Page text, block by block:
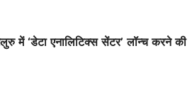
में ‘डेटा एनालिटिक्स सेंटर’ लॉन्च करने की